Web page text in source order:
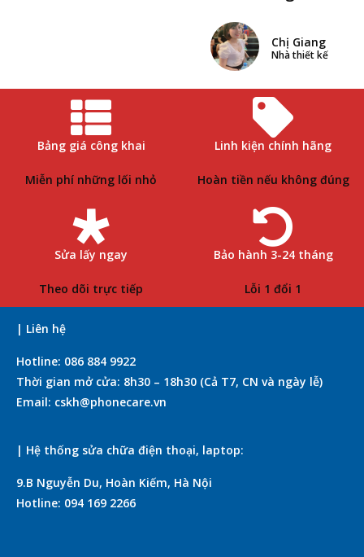
Chị Giang
Nhà thiết kế
Bảng giá công khai
Miễn phí những lối nhỏ
Linh kiện chính hãng
Hoàn tiền nếu không đúng
Sửa lấy ngay
Theo dõi trực tiếp
Bảo hành 3-24 tháng
Lỗi 1 đổi 1
| Liên hệ
Hotline: 086 884 9922
Thời gian mở cửa: 8h30 – 18h30 (Cả T7, CN và ngày lễ)
Email: cskh@phonecare.vn
| Hệ thống sửa chữa điện thoại, laptop:
9.B Nguyễn Du, Hoàn Kiếm, Hà Nội
Hotline: 094 169 2266